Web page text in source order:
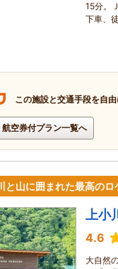
15分。
下車、
この施設と交通手段を自
航空券付プラン一覧へ
と山に囲まれた最高の
上小
4.6
大自然